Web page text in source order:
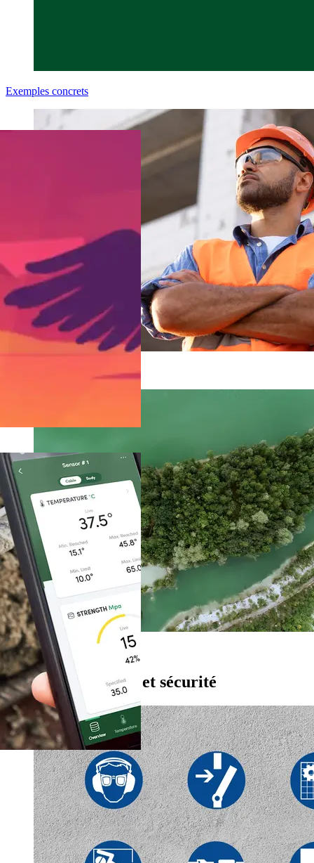
Exemples concrets
Comment nous y parvenons
Santé et sécurité